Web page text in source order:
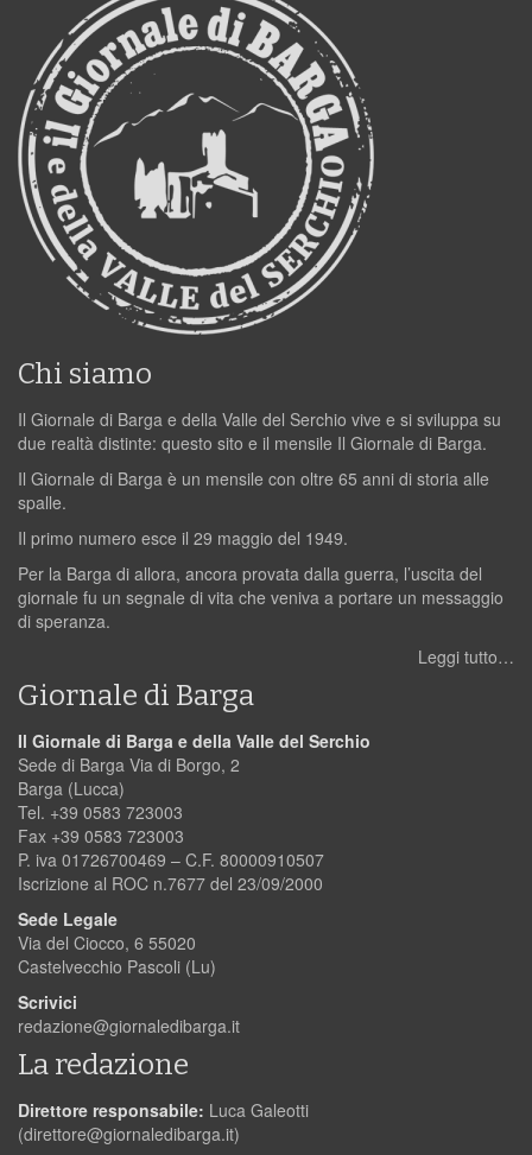
Chi siamo
Il Giornale di Barga e della Valle del Serchio vive e si sviluppa su
due realtà distinte: questo sito e il mensile Il Giornale di Barga.
Il Giornale di Barga è un mensile con oltre 65 anni di storia alle
spalle.
Il primo numero esce il 29 maggio del 1949.
Per la Barga di allora, ancora provata dalla guerra, l’uscita del
giornale fu un segnale di vita che veniva a portare un messaggio
di speranza.
Leggi tutto…
Giornale di Barga
Il Giornale di Barga e della Valle del Serchio
Sede di Barga Via di Borgo, 2
Barga (Lucca)
Tel. +39 0583 723003
Fax +39 0583 723003
P. iva 01726700469 – C.F. 80000910507
Iscrizione al ROC n.7677 del 23/09/2000
Sede Legale
Via del Ciocco, 6 55020
Castelvecchio Pascoli (Lu)
Scrivici
redazione@giornaledibarga.it
La redazione
Direttore responsabile: Luca Galeotti
(direttore@giornaledibarga.it)